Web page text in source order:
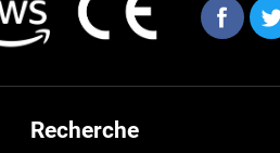
Recherche